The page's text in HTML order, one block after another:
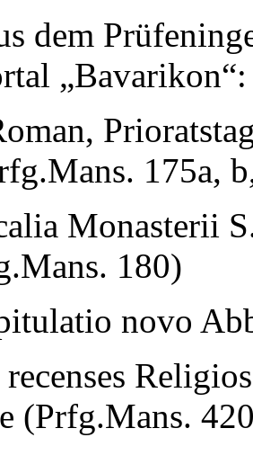
dem
„Bavarikon“:
175a,
Monasterii
180)
novo
(Prfg.Mans.